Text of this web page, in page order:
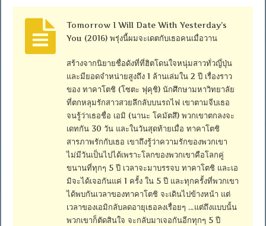
Tomorrow I Will Date With Yesterday’s
You (2016) พรุ่งนี้ผมจะเดตกับเธอคนเมื่อวาน
สร้างจากนิยายชื่อดังที่ที่ฮิตโดนใจหนุ่มสาวทั่วญี่ปุ่น
และมียอดจำหน่ายสูงถึง 1 ล้านเล่มใน 2 ปี เรื่องราว
ของ ทาคาโตชิ (โซตะ ฟุคุชิ) นักศึกษามหาวิทยาลัย
ที่ตกหลุมรักสาวสวยลึกลับบนรถไฟ เขาตามจีบเธอ
จนรู้ว่าเธอชื่อ เอมิ (นานะ โคมัตสึ) พวกเขาตกลงจะ
เดทกัน 30 วัน และในวันสุดท้ายเมื่อ ทาคาโตชิ
สารภาพรักกับเธอ เขาถึงรู้ว่าความรักของพวกเขา
ไม่มีวันเป็นไปได้เพราะโลกของพวกเขาคือโลกคู่
ขนานที่ทุกๆ 5 ปี เวลาจะมาบรรจบ ทาคาโตชิ และเอ
มิจะได้เจอกันแค่ 1 ครั้ง ใน 5 ปี และทุกครั้งที่พวกเขา
ได้พบกันเวลาของทาคาโตชิ จะเดินไปข้างหน้า แต่
เวลาของเอมิกลับลดอายุเธอลงเรื่อยๆ …แต่ถึงแบบนั้น
พวกเขาก็ตัดสินใจ จะกลับมาเจอกันอีกทุกๆ 5 ปี